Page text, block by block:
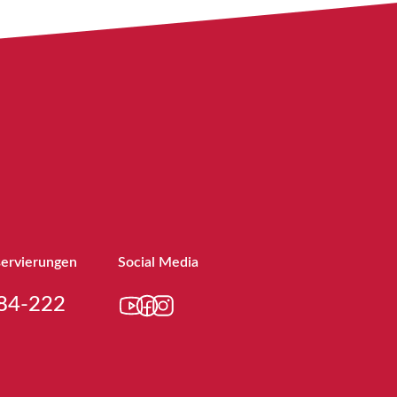
222
Social Media
YouTube
Facebook
Instagram